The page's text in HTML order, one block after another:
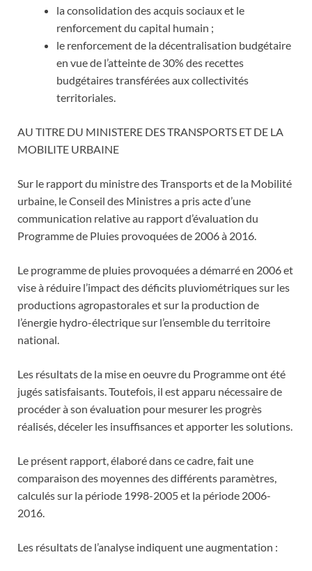
la consolidation des acquis sociaux et le
renforcement du capital humain ;
le renforcement de la décentralisation budgétaire
en vue de l’atteinte de 30% des recettes
budgétaires transférées aux collectivités
territoriales.
AU TITRE DU MINISTERE DES TRANSPORTS ET DE LA
MOBILITE URBAINE
Sur le rapport du ministre des Transports et de la Mobilité
urbaine, le Conseil des Ministres a pris acte d’une
communication relative au rapport d’évaluation du
Programme de Pluies provoquées de 2006 à 2016.
Le programme de pluies provoquées a démarré en 2006 et
vise à réduire l’impact des déficits pluviométriques sur les
productions agropastorales et sur la production de
l’énergie hydro-électrique sur l’ensemble du territoire
national.
Les résultats de la mise en oeuvre du Programme ont été
jugés satisfaisants. Toutefois, il est apparu nécessaire de
procéder à son évaluation pour mesurer les progrès
réalisés, déceler les insuffisances et apporter les solutions.
Le présent rapport, élaboré dans ce cadre, fait une
comparaison des moyennes des différents paramètres,
calculés sur la période 1998-2005 et la période 2006-
2016.
Les résultats de l’analyse indiquent une augmentation :